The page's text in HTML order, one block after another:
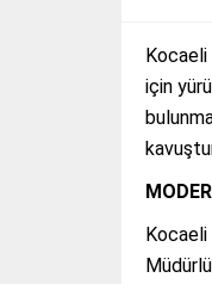
Kocaeli
için
Kocaeli